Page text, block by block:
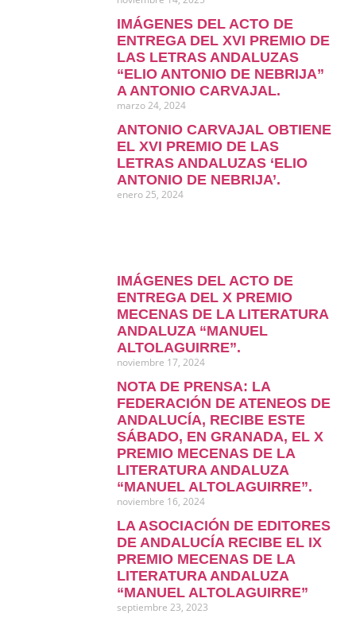
IMÁGENES DEL ACTO DE
ENTREGA DEL XVI PREMIO DE
LAS LETRAS ANDALUZAS
“ELIO ANTONIO DE NEBRIJA”
A ANTONIO CARVAJAL.
marzo 24, 2024
ANTONIO CARVAJAL OBTIENE
EL XVI PREMIO DE LAS
LETRAS ANDALUZAS ‘ELIO
ANTONIO DE NEBRIJA’.
enero 25, 2024
IMÁGENES DEL ACTO DE
ENTREGA DEL X PREMIO
MECENAS DE LA LITERATURA
ANDALUZA “MANUEL
ALTOLAGUIRRE”.
noviembre 17, 2024
NOTA DE PRENSA: LA
FEDERACIÓN DE ATENEOS DE
ANDALUCÍA, RECIBE ESTE
SÁBADO, EN GRANADA, EL X
PREMIO MECENAS DE LA
LITERATURA ANDALUZA
“MANUEL ALTOLAGUIRRE”.
noviembre 16, 2024
LA ASOCIACIÓN DE EDITORES
DE ANDALUCÍA RECIBE EL IX
PREMIO MECENAS DE LA
LITERATURA ANDALUZA
“MANUEL ALTOLAGUIRRE”
septiembre 23, 2023